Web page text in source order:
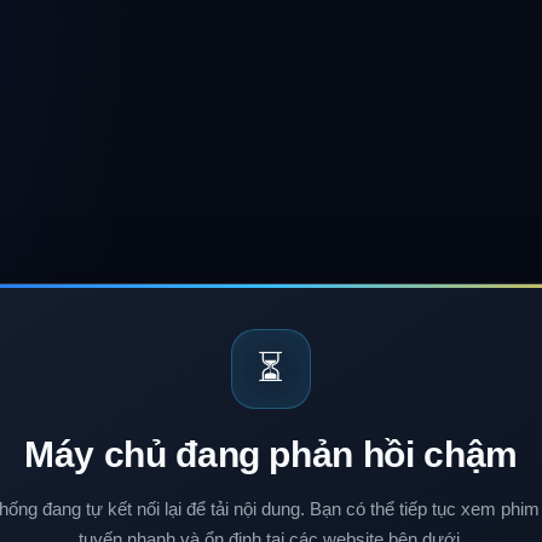
⏳
Máy chủ đang phản hồi chậm
đang tự kết nối lại để tải nội dung. Bạn có thể tiếp tục xem